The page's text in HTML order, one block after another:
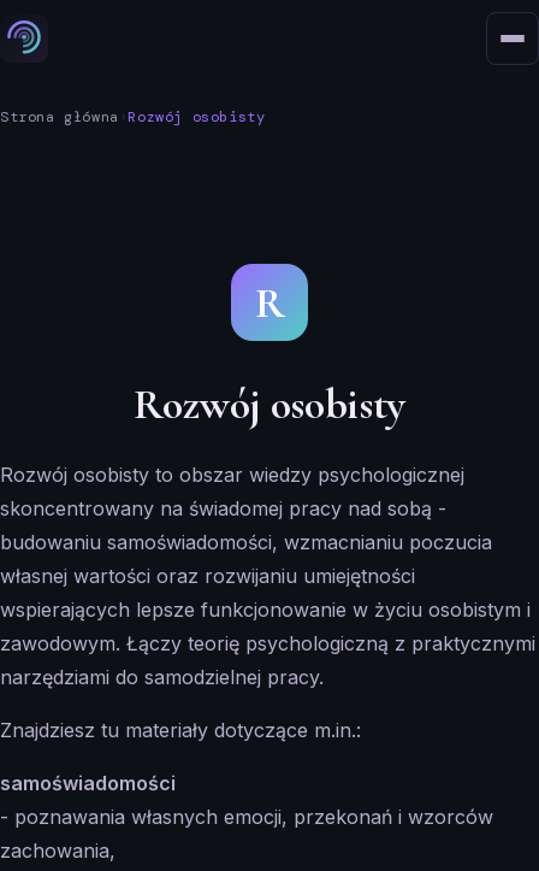
Strona główna ›Rozwój osobisty
R
Rozwój osobisty
Rozwój osobisty to obszar wiedzy psychologicznej
skoncentrowany na świadomej pracy nad sobą -
budowaniu samoświadomości, wzmacnianiu poczucia
własnej wartości oraz rozwijaniu umiejętności
wspierających lepsze funkcjonowanie w życiu osobistym i
zawodowym. Łączy teorię psychologiczną z praktycznymi
narzędziami do samodzielnej pracy.
Znajdziesz tu materiały dotyczące m.in.:
samoświadomości
- poznawania własnych emocji, przekonań i wzorców
zachowania,